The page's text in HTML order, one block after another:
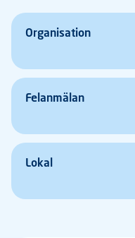
Organisation
Felanmälan
Lokal